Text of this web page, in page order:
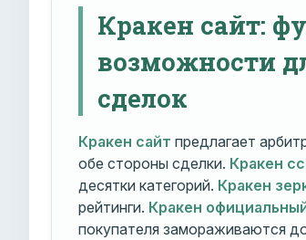
Кракен сайт:
возможности
сделок
Кракен сайт предлагает
обе стороны сделки. Кракен
десятки категорий. Кракен
рейтинги. Кракен
покупателя замораживаются